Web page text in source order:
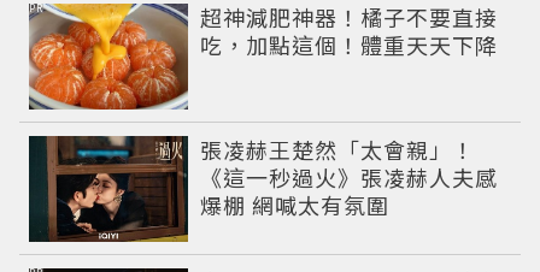
超神減肥神器！橘子不要直接
吃，加點這個！體重天天下降
PR
張凌赫王楚然「太會親」！
《這一秒過火》張凌赫人夫感
爆棚 網喊太有氛圍